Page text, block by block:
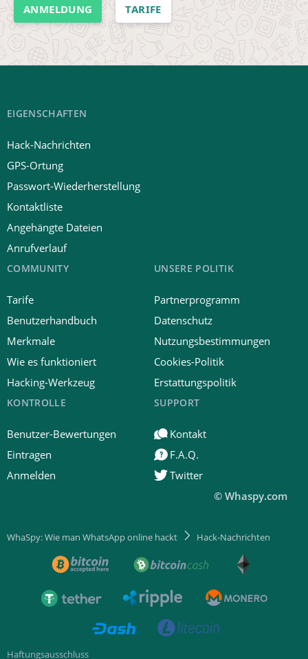
ANMELDUNG TARIFE
EIGENSCHAFTEN
Hack-Nachrichten
GPS-Ortung
Passwort-Wiederherstellung
Kontaktliste
Angehängte Dateien
Anrufverlauf
COMMUNITY
Tarife
Benutzerhandbuch
Merkmale
Wie es funktioniert
Hacking-Werkzeug
UNSERE POLITIK
Partnerprogramm
Datenschutz
Nutzungsbestimmungen
Cookies-Politik
Erstattungspolitik
KONTROLLE
Benutzer-Bewertungen
Eintragen
Anmelden
SUPPORT
Kontakt
F.A.Q.
Twitter
© Whaspy.com
WhaSpy: Wie man WhatsApp online hackt Hack-Nachrichten
Haftungsausschluss